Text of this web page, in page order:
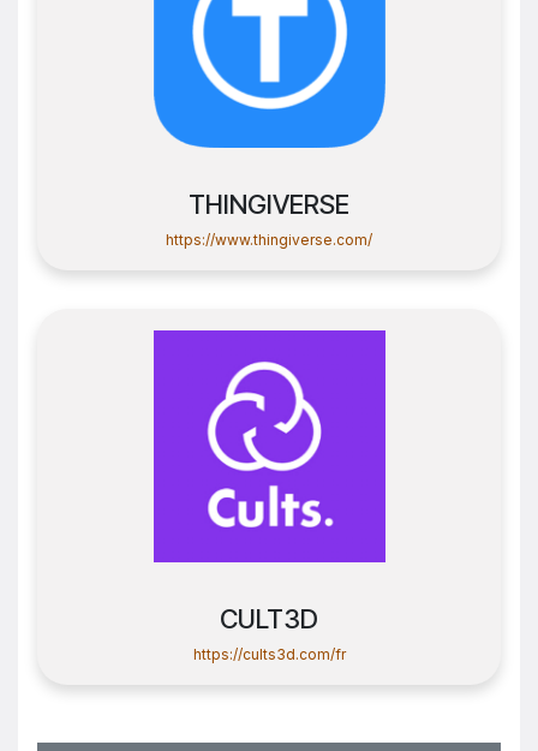
THINGIVERSE
https://www.thingiverse.com/
CULT3D
https://cults3d.com/fr